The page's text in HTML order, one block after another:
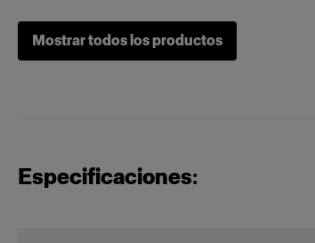
Heads
Mains-powered
Mostrar todos los productos
Especificaciones: